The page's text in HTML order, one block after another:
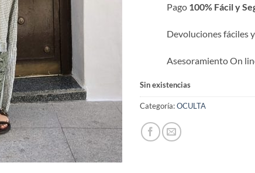
Pago 100% Fácil y
Devoluciones fáciles
Asesoramiento On
Sin existencias
Categoría:OCULTA